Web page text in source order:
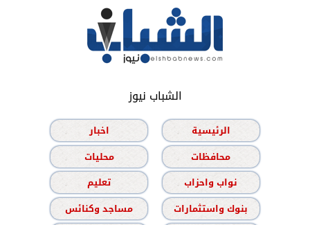
الشباب نيوز
الرئيسية
اخبار
محافظات
محليات
نواب واحزاب
تعليم
بنوك واستثمارات
مساجد وكنائس